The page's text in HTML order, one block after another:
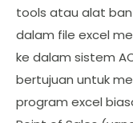
tools atau alat
dalam file excel
ke dalam sistem
bertujuan untuk
program excel